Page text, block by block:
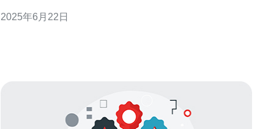
比于其他国家的VPS服务，越南VPS服务的价格相对较
2025年6月22日